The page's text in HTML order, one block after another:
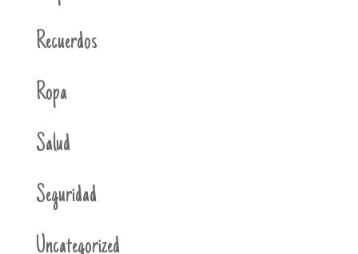
Recuerdos
Ropa
Salud
Seguridad
Uncategorized